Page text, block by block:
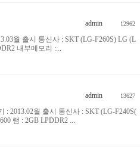
admin
12962
월 출시 통신사 : SKT (LG-F260S) LG (L
내부메모리 :...
admin
13627
: 2013.02월 출시 통신사 : SKT (LG-F240S(
램 : 2GB LPDDR2 ...